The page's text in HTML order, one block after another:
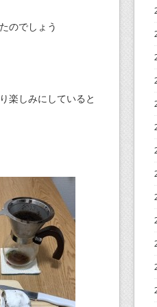
のでしょう
楽しみにしていると